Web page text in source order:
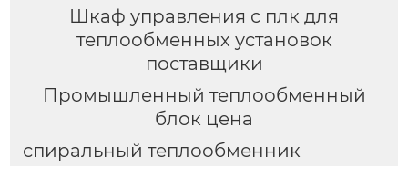
Шкаф управления с плк для
теплообменных установок
поставщики
Промышленный теплообменный
блок цена
спиральный теплообменник